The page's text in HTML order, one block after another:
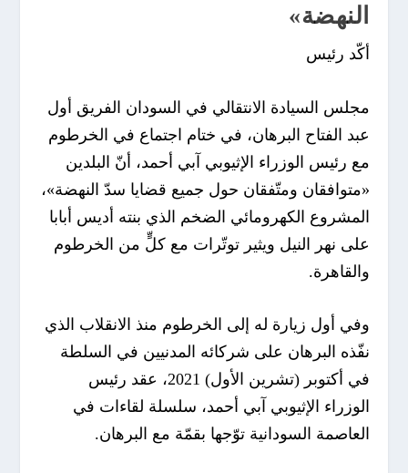
النهضة»
أكّد رئيس
مجلس السيادة الانتقالي في السودان الفريق أول
عبد الفتاح البرهان، في ختام اجتماع في الخرطوم
مع رئيس الوزراء الإثيوبي آبي أحمد، أنّ البلدين
«متوافقان ومتّفقان حول جميع قضايا سدّ النهضة»،
المشروع الكهرومائي الضخم الذي بنته أديس أبابا
على نهر النيل ويثير توتّرات مع كلٍّ من الخرطوم
والقاهرة.
وفي أول زيارة له إلى الخرطوم منذ الانقلاب الذي
نفّذه البرهان على شركائه المدنيين في السلطة
في أكتوبر (تشرين الأول) 2021، عقد رئيس
الوزراء الإثيوبي آبي أحمد، سلسلة لقاءات في
العاصمة السودانية توّجها بقمّة مع البرهان.